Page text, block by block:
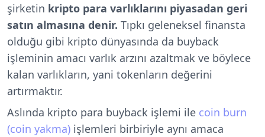
şirketin kripto para varlıklarını piyasadan geri
satın almasına denir. Tıpkı geleneksel finansta
olduğu gibi kripto dünyasında da buyback
işleminin amacı varlık arzını azaltmak ve böylece
kalan varlıkların, yani tokenların değerini
artırmaktır.
Aslında kripto para buyback işlemi ile coin burn
(coin yakma) işlemleri birbiriyle aynı amaca